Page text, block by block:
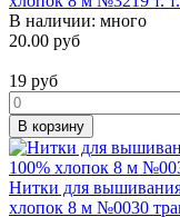
В наличии: много
20.00 руб
19 руб
В корзину
Нитки для
хлопок 8 м №0030